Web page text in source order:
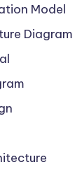
Model
Diagram